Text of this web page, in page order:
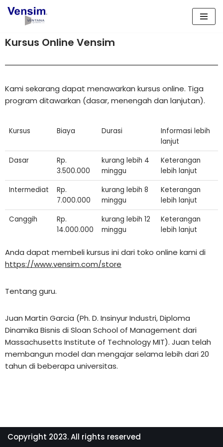
Lompat
ke
Kursus Online Vensim
Kami sekarang dapat menawarkan kursus online. Tiga
program ditawarkan (dasar, menengah dan lanjutan).
Kursus Biaya Durasi
Informasi lebih
lanjut
Dasar
Rp.
3.500.000
kurang lebih 4
minggu
Keterangan
lebih lanjut
Intermediat
Rp.
7.000.000
kurang lebih 8
minggu
Keterangan
lebih lanjut
Canggih
Rp.
14.000.000
kurang lebih 12
minggu
Keterangan
lebih lanjut
Anda dapat membeli kursus ini dari toko online kami di
https://www.vensim.com/store
Tentang guru.
Juan Martin Garcia (Ph. D. Insinyur Industri, Diploma
Dinamika Bisnis di Sloan School of Management dari
Massachusetts Institute of Technology MIT). Juan telah
membangun model dan mengajar selama lebih dari 20
tahun di beberapa universitas.
Copyright 2023. All rights reserved